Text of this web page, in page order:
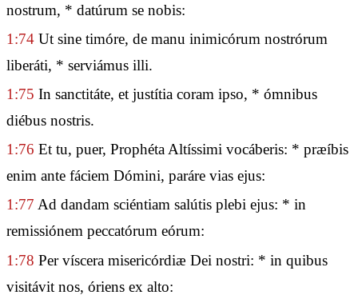
nostrum, * datúrum se nobis:
1:74 Ut sine timóre, de manu inimicórum nostrórum
liberáti, * serviámus illi.
1:75 In sanctitáte, et justítia coram ipso, * ómnibus
diébus nostris.
1:76 Et tu, puer, Prophéta Altíssimi vocáberis: * præíbis
enim ante fáciem Dómini, paráre vias ejus:
1:77 Ad dandam sciéntiam salútis plebi ejus: * in
remissiónem peccatórum eórum:
1:78 Per víscera misericórdiæ Dei nostri: * in quibus
visitávit nos, óriens ex alto: